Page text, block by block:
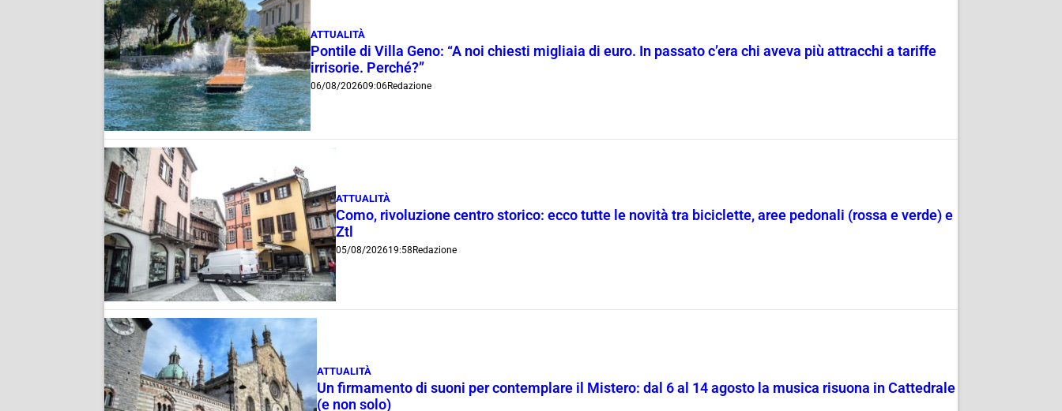
ATTUALITÀ
Pontile di Villa Geno: “A noi chiesti migliaia di euro. In passato c’era chi aveva più attracchi a tariffe
irrisorie. Perché?”
06/08/202609:06Redazione
ATTUALITÀ
Como, rivoluzione centro storico: ecco tutte le novità tra biciclette, aree pedonali (rossa e verde) e
Ztl
05/08/202619:58 Redazione
ATTUALITÀ
Un firmamento di suoni per contemplare il Mistero: dal 6 al 14 agosto la musica risuona in Cattedrale
(e non solo)